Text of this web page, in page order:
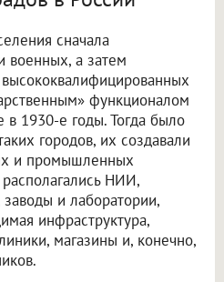
сначала
а затем
функционалом
1930-е годы. Тогда было
городов, их создавали
и промышленных
НИИ,
и лаборатории,
инфраструктура,
магазины и, конечно,